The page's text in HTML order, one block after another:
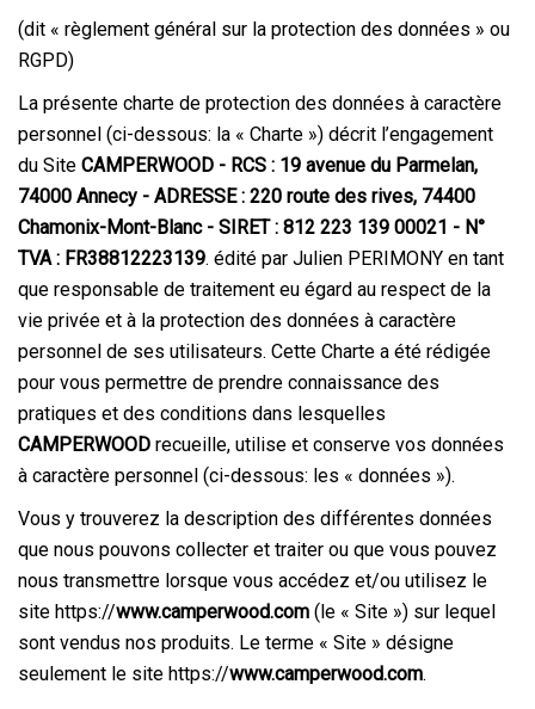
(dit « règlement général sur la protection des données » ou
RGPD)
La présente charte de protection des données à caractère
personnel (ci-dessous: la « Charte ») décrit l’engagement
du Site CAMPERWOOD - RCS : 19 avenue du Parmelan,
74000 Annecy - ADRESSE : 220 route des rives, 74400
Chamonix-Mont-Blanc - SIRET : 812 223 139 00021 - N°
TVA : FR38812223139. édité par Julien PERIMONY en tant
que responsable de traitement eu égard au respect de la
vie privée et à la protection des données à caractère
personnel de ses utilisateurs. Cette Charte a été rédigée
pour vous permettre de prendre connaissance des
pratiques et des conditions dans lesquelles
CAMPERWOOD recueille, utilise et conserve vos données
à caractère personnel (ci-dessous: les « données »).
Vous y trouverez la description des différentes données
que nous pouvons collecter et traiter ou que vous pouvez
nous transmettre lorsque vous accédez et/ou utilisez le
site https://www.camperwood.com (le « Site ») sur lequel
sont vendus nos produits. Le terme « Site » désigne
seulement le site https://www.camperwood.com.